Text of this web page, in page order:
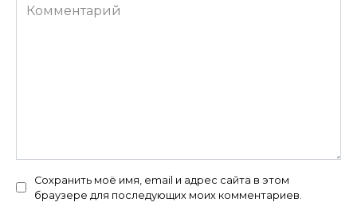
Комментарий
Сохранить моё имя, email и адрес сайта в этом
браузере для последующих моих комментариев.